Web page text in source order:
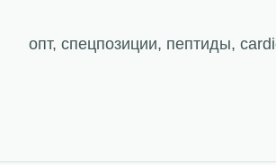
опт, спецпозиции, пептиды,